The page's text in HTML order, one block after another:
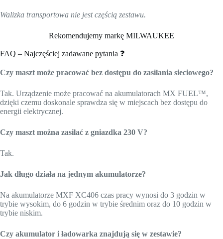
Walizka transportowa nie jest częścią zestawu.
Rekomendujemy markę MILWAUKEE
FAQ – Najczęściej zadawane pytania ❓
Czy maszt może pracować bez dostępu do zasilania sieciowego?
Tak. Urządzenie może pracować na akumulatorach MX FUEL™,
dzięki czemu doskonale sprawdza się w miejscach bez dostępu do
energii elektrycznej.
Czy maszt można zasilać z gniazdka 230 V?
Tak.
Jak długo działa na jednym akumulatorze?
Na akumulatorze MXF XC406 czas pracy wynosi do 3 godzin w
trybie wysokim, do 6 godzin w trybie średnim oraz do 10 godzin w
trybie niskim.
Czy akumulator i ładowarka znajdują się w zestawie?